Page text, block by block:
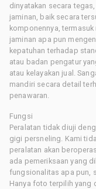
dinyatakan secara
jaminan, baik secara
komponennya,
jaminan apa pun
kepatuhan terhadap
atau badan pengatur
atau kelayakan jual.
mandiri secara detail
penawaran.
Fungsi
Peralatan tidak diuji
gigi persneling. Kami
peralatan akan
ada pemeriksaan yang
fungsionalitas apa pun,
Hanya foto terpilih yang